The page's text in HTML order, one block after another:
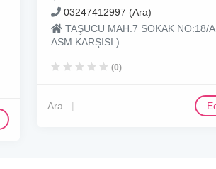
03247412997 (Ara)
TAŞUCU MAH.7 SOKAK NO:18/
ASM KARŞISI )
(0)
Ara